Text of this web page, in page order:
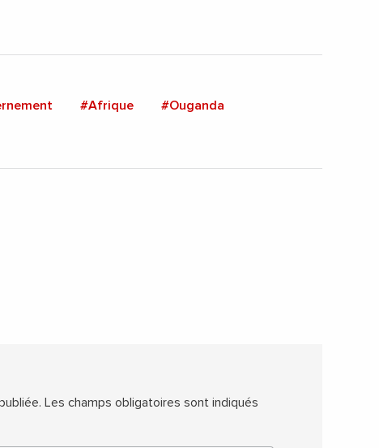
#Afrique #Ouganda
Les champs obligatoires sont indiqués